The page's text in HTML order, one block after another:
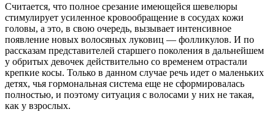
Считается, что полное срезание имеющейся шевелюры
стимулирует усиленное кровообращение в сосудах кожи
головы, а это, в свою очередь, вызывает интенсивное
появление новых волосяных луковиц — фолликулов. И по
рассказам представителей старшего поколения в дальнейшем
у обритых девочек действительно со временем отрастали
крепкие косы. Только в данном случае речь идет о маленьких
детях, чья гормональная система еще не сформировалась
полностью, и поэтому ситуация с волосами у них не такая,
как у взрослых.